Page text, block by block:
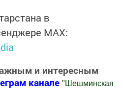
в
MАХ:
и интересным
канале " Шешминская